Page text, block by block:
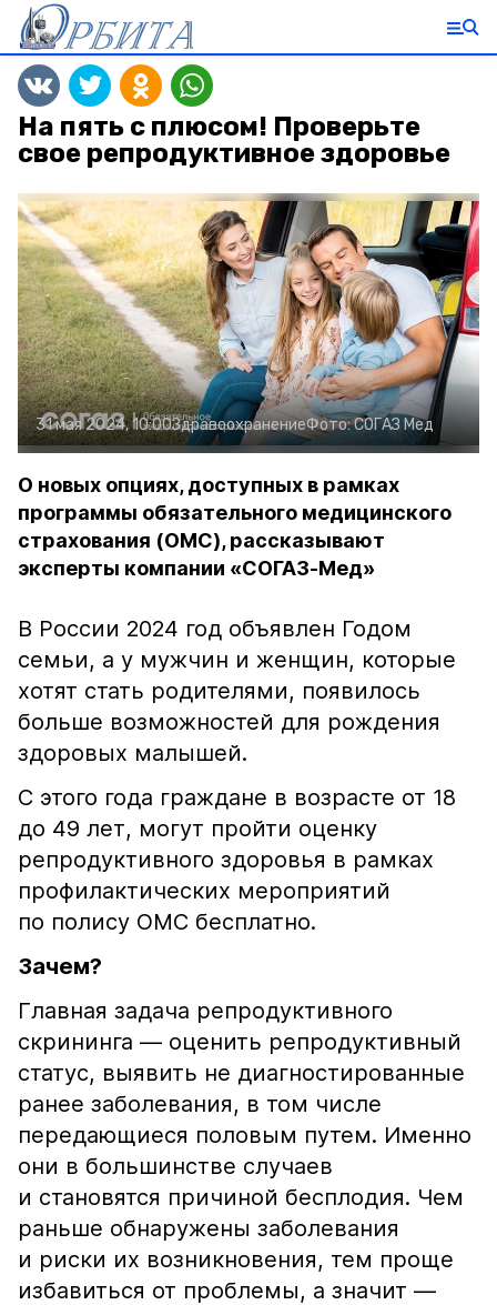
На пять с плюсом! Проверьте
свое репродуктивное здоровье
31 мая 2024, 10:00ЗдравоохранениеФото:СОГАЗ Мед
О новых опциях, доступных в рамках
программы обязательного медицинского
страхования (ОМС), рассказывают
эксперты компании «СОГАЗ-Мед»
В России 2024 год объявлен Годом
семьи, а у мужчин и женщин, которые
хотят стать родителями, появилось
больше возможностей для рождения
здоровых малышей.
С этого года граждане в возрасте от 18
до 49 лет, могут пройти оценку
репродуктивного здоровья в рамках
профилактических мероприятий
по полису ОМС бесплатно.
Зачем?
Главная задача репродуктивного
скрининга — оценить репродуктивный
статус, выявить не диагностированные
ранее заболевания, в том числе
передающиеся половым путем. Именно
они в большинстве случаев
и становятся причиной бесплодия. Чем
раньше обнаружены заболевания
и риски их возникновения, тем проще
избавиться от проблемы, а значит —